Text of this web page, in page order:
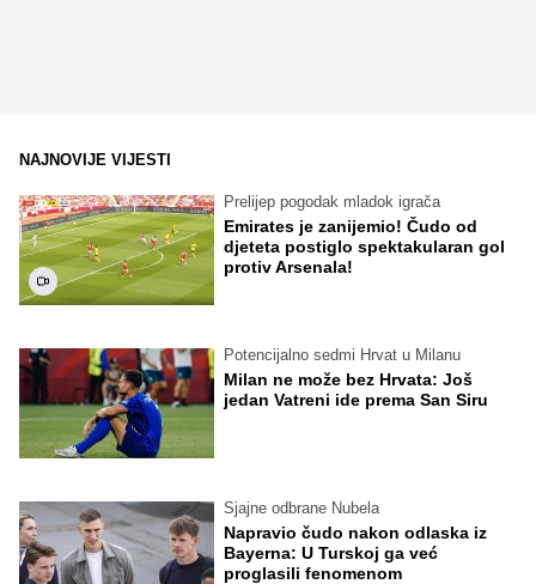
NAJNOVIJE VIJESTI
Prelijep pogodak mladok igrača
Emirates je zanijemio! Čudo od
djeteta postiglo spektakularan gol
protiv Arsenala!
Potencijalno sedmi Hrvat u Milanu
Milan ne može bez Hrvata: Još
jedan Vatreni ide prema San Siru
Sjajne odbrane Nubela
Napravio čudo nakon odlaska iz
Bayerna: U Turskoj ga već
proglasili fenomenom